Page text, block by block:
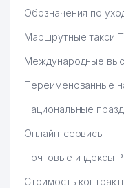
Обозначения по
Маршрутные такси
Международные
Переименованные
Национальные
Онлайн-сервисы
Почтовые индексы
Стоимость